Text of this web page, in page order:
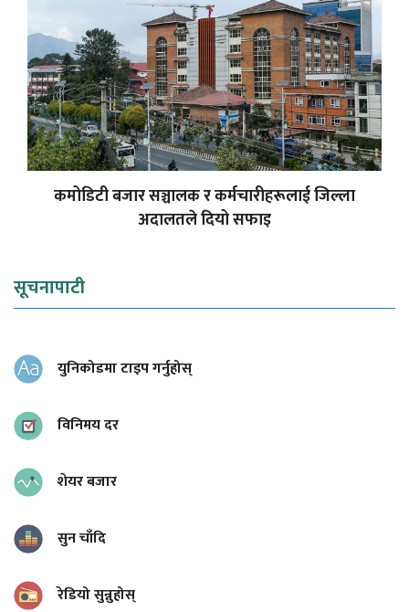
कमोडिटी बजार सञ्चालक र कर्मचारीहरूलाई जिल्ला
अदालतले दियो सफाइ
सूचनापाटी
युनिकोडमा टाइप गर्नुहोस्
विनिमय दर
शेयर बजार
सुन चाँदि
रेडियो सुन्नुहोस्